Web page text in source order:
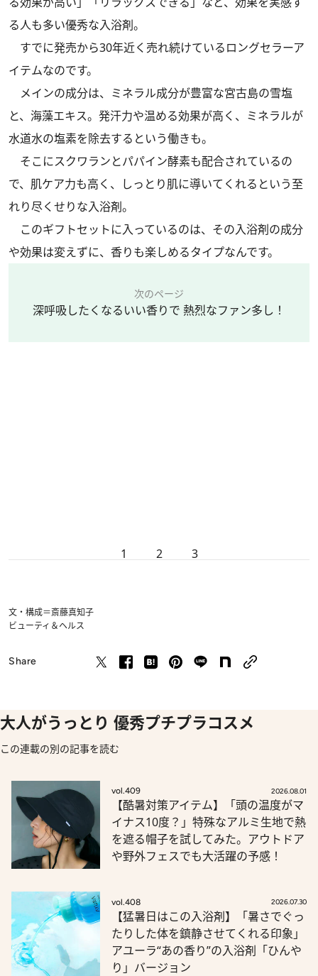
る人も多い優秀な入浴剤。
すでに発売から30年近く売れ続けているロングセラーア
イテムなのです。
メインの成分は、ミネラル成分が豊富な宮古島の雪塩
と、海藻エキス。発汗力や温める効果が高く、ミネラルが
水道水の塩素を除去するという働きも。
そこにスクワランとパパイン酵素も配合されているの
で、肌ケア力も高く、しっとり肌に導いてくれるという至
れり尽くせりな入浴剤。
このギフトセットに入っているのは、その入浴剤の成分
や効果は変えずに、香りも楽しめるタイプなんです。
次のページ
深呼吸したくなるいい香りで 熱烈なファン多し！
1 2 3
文・構成＝斎藤真知子
ビューティ＆ヘルス
Share
大人がうっとり 優秀プチプラコスメ
この連載の別の記事を読む
vol.409 2026.08.01
【酷暑対策アイテム】「頭の温度がマ
イナス10度？」特殊なアルミ生地で熱
を遮る帽子を試してみた。アウトドア
や野外フェスでも大活躍の予感！
vol.408 2026.07.30
【猛暑日はこの入浴剤】「暑さでぐっ
たりした体を鎮静させてくれる印象」
アユーラ“あの香り”の入浴剤「ひんや
り」バージョン